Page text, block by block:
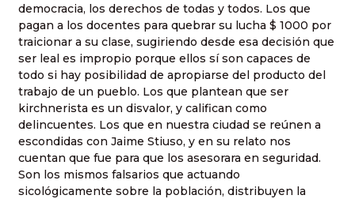
democracia, los derechos de todas y todos. Los que
pagan a los docentes para quebrar su lucha $ 1000 por
traicionar a su clase, sugiriendo desde esa decisión que
ser leal es impropio porque ellos sí son capaces de
todo si hay posibilidad de apropiarse del producto del
trabajo de un pueblo. Los que plantean que ser
kirchnerista es un disvalor, y califican como
delincuentes. Los que en nuestra ciudad se reúnen a
escondidas con Jaime Stiuso, y en su relato nos
cuentan que fue para que los asesorara en seguridad.
Son los mismos falsarios que actuando
sicológicamente sobre la población, distribuyen la